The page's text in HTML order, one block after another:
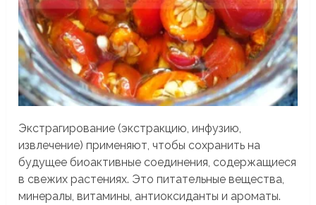
Экстрагирование (экстракцию, инфузию,
извлечение) применяют, чтобы сохранить на
будущее биоактивные соединения, содержащиеся
в свежих растениях. Это питательные вещества,
минералы, витамины, антиоксиданты и ароматы.